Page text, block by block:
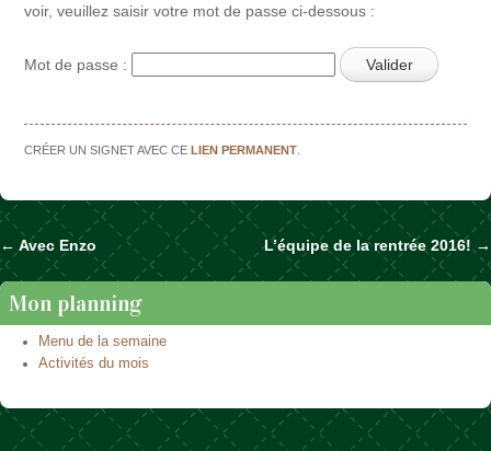
voir, veuillez saisir votre mot de passe ci-dessous :
Mot de passe :
CRÉER UN SIGNET AVEC CELIEN PERMANENT
Naviguer dans les articles
← Avec Enzo L’équipe de la rentrée 2016! →
Mon planning
Menu de la semaine
Activités du mois